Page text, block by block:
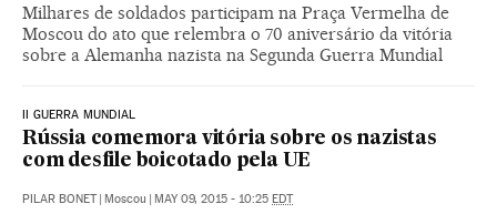
Milhares de soldados participam na Praça Vermelha de
Moscou do ato que relembra o 70 aniversário da vitória
sobre a Alemanha nazista na Segunda Guerra Mundial
II GUERRA MUNDIAL
Rússia comemora vitória sobre os nazistas
com desfile boicotado pela UE
PILAR BONET | Moscou | MAY 09, 2015 - 10:25 EDT